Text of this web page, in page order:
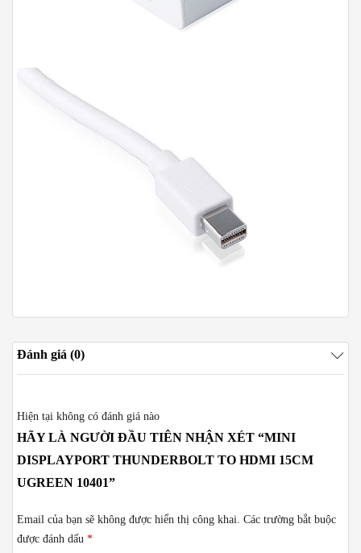
Đánh giá (0)
Hiện tại không có đánh giá nào
HÃY LÀ NGƯỜI ĐẦU TIÊN NHẬN XÉT “MINI
DISPLAYPORT THUNDERBOLT TO HDMI 15CM
UGREEN 10401”
Email của bạn sẽ không được hiển thị công khai. Các trường bắt buộc
được đánh dấu *